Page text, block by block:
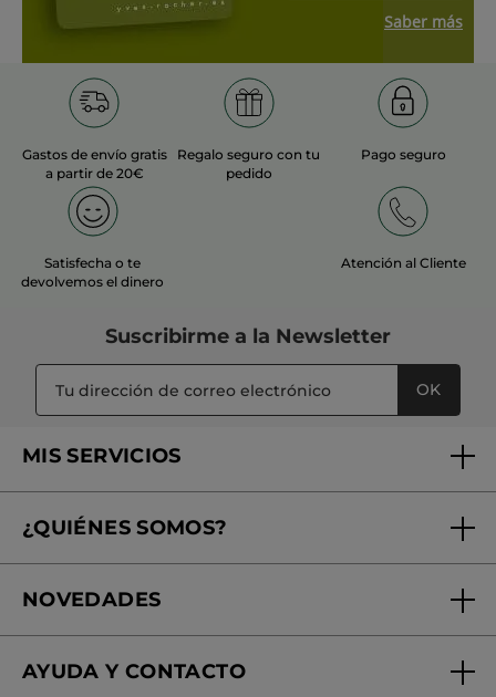
Saber más
Gastos de envío gratis
a partir de 20€
Regalo seguro con tu
pedido
Pago seguro
Satisfecha o te
devolvemos el dinero
Atención al Cliente
Suscribirme a la Newsletter
OK
MIS SERVICIOS
Tratamientos de Belleza
Mi club Yves Rocher
¿QUIÉNES SOMOS?
¿Quiénes somos?
Nuestros compromisos
NOVEDADES
Rebajas
AYUDA Y CONTACTO